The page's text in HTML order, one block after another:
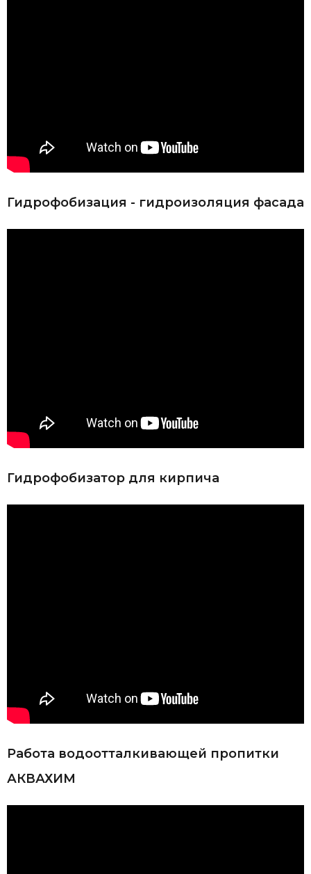
Гидрофобизация - гидроизоляция фасада
Гидрофобизатор для кирпича
Работа водоотталкивающей пропитки
АКВАХИМ